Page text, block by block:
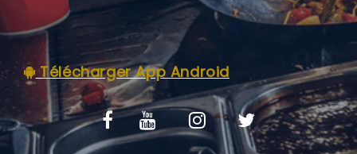
NOTRE RESTAURANT
VOS AVIS
MENTIONS LÉGALES
Télécharger App Android